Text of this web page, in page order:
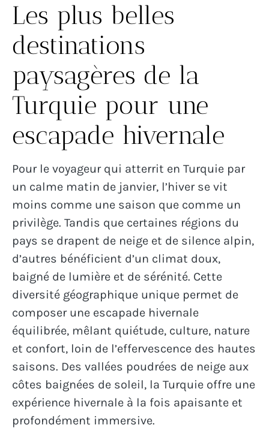
Les plus belles
destinations
paysagères de la
Turquie pour une
escapade hivernale
Pour le voyageur qui atterrit en Turquie par
un calme matin de janvier, l’hiver se vit
moins comme une saison que comme un
privilège. Tandis que certaines régions du
pays se drapent de neige et de silence alpin,
d’autres bénéficient d’un climat doux,
baigné de lumière et de sérénité. Cette
diversité géographique unique permet de
composer une escapade hivernale
équilibrée, mêlant quiétude, culture, nature
et confort, loin de l’effervescence des hautes
saisons. Des vallées poudrées de neige aux
côtes baignées de soleil, la Turquie offre une
expérience hivernale à la fois apaisante et
profondément immersive.